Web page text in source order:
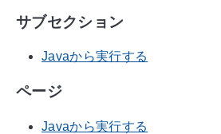
サブセクション
Javaから実行する
ページ
Javaから実行する